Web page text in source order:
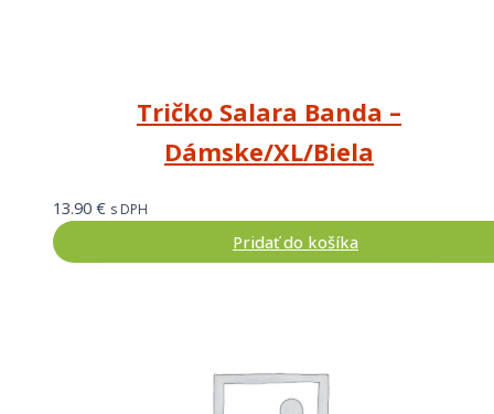
Tričko Salara Banda –
Dámske/XL/Biela
13.90 € s DPH
Pridať do košíka